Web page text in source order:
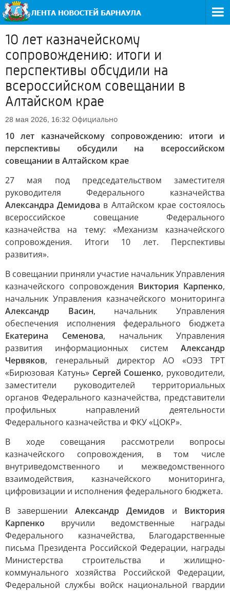
10 лет казначейскому
сопровождению: итоги и
перспективы обсудили на
всероссийском совещании в
Алтайском крае
28 мая 2026, 16:32 Официально
10 лет казначейскому сопровождению: итоги и
перспективы обсудили на всероссийском
совещании в Алтайском крае
27 мая под председательством заместителя
руководителя Федерального казначейства
Александра Демидова в Алтайском крае состоялось
всероссийское совещание Федерального
казначейства на тему: «Механизм казначейского
сопровождения. Итоги 10 лет. Перспективы
развития».
В совещании приняли участие начальник Управления
казначейского сопровождения Виктория Карпенко,
начальник Управления казначейского мониторинга
Александр Васин, начальник Управления
обеспечения исполнения федерального бюджета
Екатерина Семенова, начальник Управления
развития информационных систем Александр
Червяков, генеральный директор АО «ОЭЗ ТРТ
«Бирюзовая Катунь» Сергей Сошенко, руководители,
заместители руководителей территориальных
органов Федерального казначейства, представители
профильных направлений деятельности
Федерального казначейства и ФКУ «ЦОКР».
В ходе совещания рассмотрели вопросы
казначейского сопровождения, в том числе
внутриведомственного и межведомственного
взаимодействия, казначейского мониторинга,
цифровизации и исполнения федерального бюджета.
В завершении Александр Демидов и Виктория
Карпенко вручили ведомственные награды
Федерального казначейства, Благодарственные
письма Президента Российской Федерации, награды
Министерства строительства и жилищно-
коммунального хозяйства Российской Федерации,
Федеральной службы войск национальной гвардии